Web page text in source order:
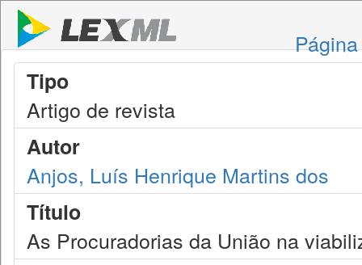
Tipo
Artigo de revista
Autor
Anjos, Luís Henrique Martins dos
Título
As Procuradorias da União na